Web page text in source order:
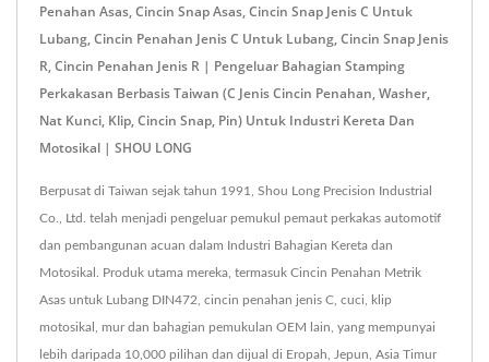
Penahan Asas, Cincin Snap Asas, Cincin Snap Jenis C Untuk
Lubang, Cincin Penahan Jenis C Untuk Lubang, Cincin Snap Jenis
R, Cincin Penahan Jenis R | Pengeluar Bahagian Stamping
Perkakasan Berbasis Taiwan (C Jenis Cincin Penahan, Washer,
Nat Kunci, Klip, Cincin Snap, Pin) Untuk Industri Kereta Dan
Motosikal | SHOU LONG
Berpusat di Taiwan sejak tahun 1991, Shou Long Precision Industrial
Co., Ltd. telah menjadi pengeluar pemukul pemaut perkakas automotif
dan pembangunan acuan dalam Industri Bahagian Kereta dan
Motosikal. Produk utama mereka, termasuk Cincin Penahan Metrik
Asas untuk Lubang DIN472, cincin penahan jenis C, cuci, klip
motosikal, mur dan bahagian pemukulan OEM lain, yang mempunyai
lebih daripada 10,000 pilihan dan dijual di Eropah, Jepun, Asia Timur